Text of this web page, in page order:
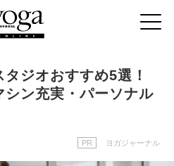
ジオおすすめ5選！
ン充実・パーソナル
PR ヨガジャーナル